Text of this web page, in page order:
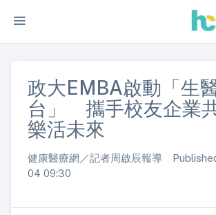
政大EMBA啟動「生
台」 攜手校友企業
樂活未來
健康醫療網／記者周啟辰報導
04 09:30